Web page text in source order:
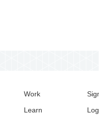
Work
Learn